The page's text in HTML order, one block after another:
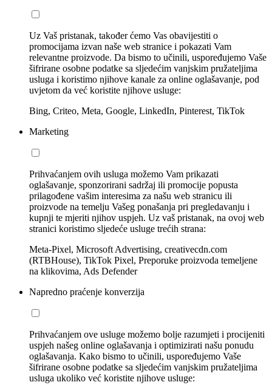
Uz Vaš pristanak, također ćemo Vas obavijestiti o
promocijama izvan naše web stranice i pokazati Vam
relevantne proizvode. Da bismo to učinili, uspoređujemo Vaše
šifrirane osobne podatke sa sljedećim vanjskim pružateljima
usluga i koristimo njihove kanale za online oglašavanje, pod
uvjetom da već koristite njihove usluge:
Bing, Criteo, Meta, Google, LinkedIn, Pinterest, TikTok
Marketing
Prihvaćanjem ovih usluga možemo Vam prikazati
oglašavanje, sponzorirani sadržaj ili promocije popusta
prilagođene vašim interesima za našu web stranicu ili
proizvode na temelju Vašeg ponašanja pri pregledavanju i
kupnji te mjeriti njihov uspjeh. Uz vaš pristanak, na ovoj web
stranici koristimo sljedeće usluge trećih strana:
Meta-Pixel, Microsoft Advertising, creativecdn.com
(RTBHouse), TikTok Pixel, Preporuke proizvoda temeljene
na klikovima, Ads Defender
Napredno praćenje konverzija
Prihvaćanjem ove usluge možemo bolje razumjeti i procijeniti
uspjeh našeg online oglašavanja i optimizirati našu ponudu
oglašavanja. Kako bismo to učinili, uspoređujemo Vaše
šifrirane osobne podatke sa sljedećim vanjskim pružateljima
usluga ukoliko već koristite njihove usluge: